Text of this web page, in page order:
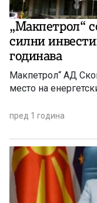
„Макпетрол“
силни
годинава
Макпетрол“ АД
место на
пред 1 година